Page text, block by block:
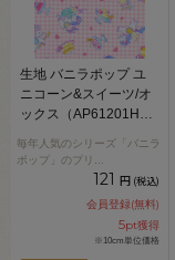
生地 バニラポップ ユ
ニコーン&スイーツ/オ
ックス（AP61201H）
毎年人気のシリーズ「バニラ
ポップ」のプリ
121 円 (税込)
会員登録(無料)
5pt獲得
※10cm単位価格